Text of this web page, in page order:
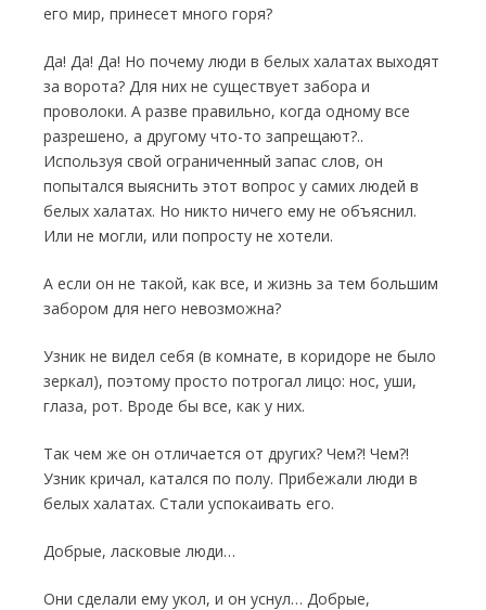
его мир, принесет много горя?
Да! Да! Да! Но почему люди в белых халатах выходят
за ворота? Для них не существует забора и
проволоки. А разве правильно, когда одному все
разрешено, а другому что-то зап­рещают?..
Используя свой ограниченный за­пас слов, он
попытался выяснить этот вопрос у самих людей в
белых халатах. Но никто ни­чего ему не объяснил.
Или не могли, или попросту не хотели.
А если он не такой, как все, и жизнь за тем большим
забором для него невозможна?
Узник не видел себя (в комнате, в коридоре не было
зеркал), поэтому просто потрогал лицо: нос, уши,
глаза, рот. Вроде бы все, как у них.
Так чем же он отличается от других? Чем?! Чем?!
Узник кричал, катался по полу. Прибежали люди в
белых халатах. Стали успокаивать его.
Добрые, ласковые люди…
Они сделали ему укол, и он уснул… Добрые,